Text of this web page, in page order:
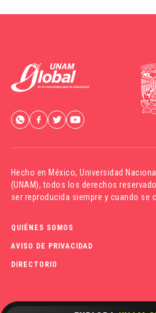
Hecho en México,Universidad
(UNAM), todos los derechos
ser reproducida siempre y cuando se
QUIÉNES SOMOS
AVISO DE PRIVACIDAD
DIRECTORIO